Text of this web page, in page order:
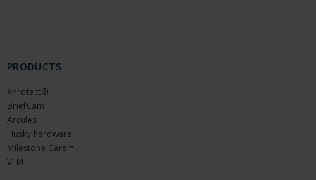
PRODUCTS
XProtect®
BriefCam
Arcules
Husky hardware
Milestone Care™
VLM